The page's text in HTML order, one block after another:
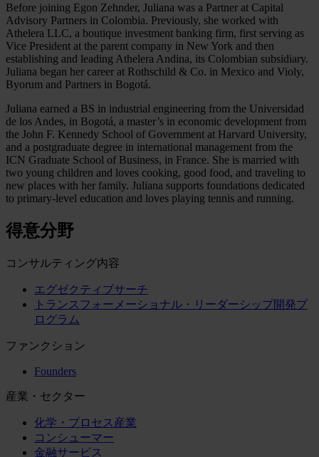
Before joining Egon Zehnder, Juliana was a Partner at Capital
Advisory Partners in Colombia. Previously, she worked with
Athelera LLC, a boutique investment banking firm, first serving as
Vice President at the parent company in New York and then
establishing and leading Athelera Andina, its Colombian subsidiary.
Juliana began her career at Rothschild & Co. in Mexico and Violy,
Byorum and Partners in Bogotá.
Juliana earned a BS in industrial engineering from the Universidad
de los Andes, in Bogotá, a master’s in economic development from
the John F. Kennedy School of Government at Harvard University,
and a postgraduate degree in international management from the
ICN Graduate School of Business, in France. She is married with
two young children and loves cooking, good food, and traveling to
new places with her family. Juliana supports foundations dedicated
to primary-level education and loves playing tennis and running.
得意分野
コンサルティング内容
エグゼクティブサーチ
トランスフォーメーショナル・リーダーシップ開発プ
ログラム
ファンクション
Founders
産業・セクター
化学・プロセス産業
コンシューマー
金融サービス